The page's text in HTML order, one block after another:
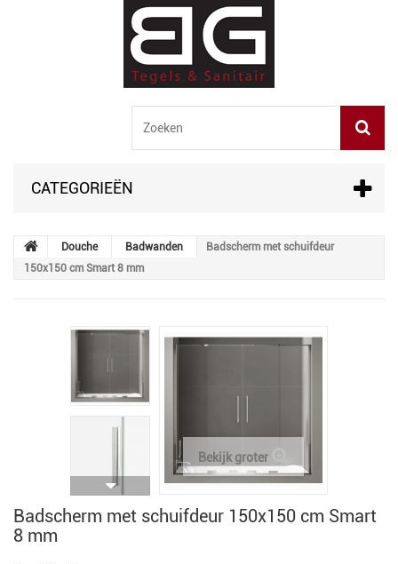
CATEGORIEËN
Douche Badwanden
Badscherm met schuifdeur
150x150 cm Smart 8 mm
Bekijk groter
Badscherm met schuifdeur 150x150 cm Smart
8 mm